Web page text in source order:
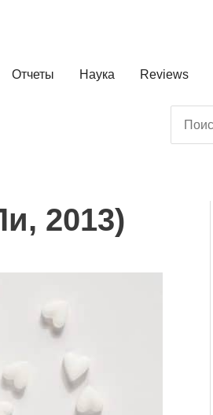
Отчеты Наука Reviews
2013)